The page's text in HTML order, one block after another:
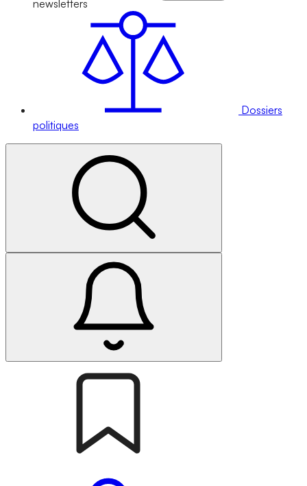
newsletters
Dossiers
politiques